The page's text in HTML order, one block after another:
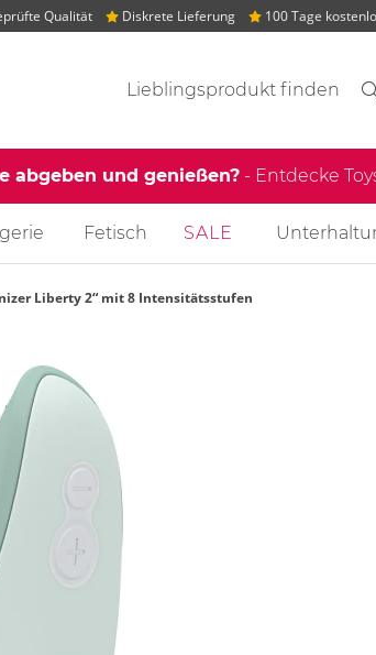
Qualität Diskrete Lieferung 100 Tage
Suchvorschläge
abgeben und genießen? - Entdecke
Fetisch SALE
Liberty 2“ mit 8 Intensitätsstufen